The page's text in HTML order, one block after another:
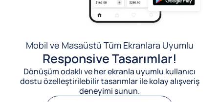
Mobil ve Masaüstü Tüm Ekranlara Uyumlu
Responsive Tasarımlar!
Dönüşüm odaklı ve her ekranla uyumlu kullanıcı
dostu özelleştirilebilir tasarımlar ile kolay alışveriş
deneyimi sunun.